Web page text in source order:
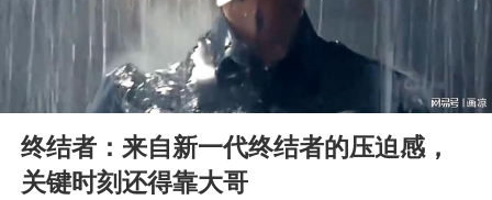
男子结婚8年3个女儿均非亲生
“空调24小时开着更省电”不实
“不建议大家买深色蛋糕”
Play
00:57
终结者：来自新一代终结者的压迫感，
关键时刻还得靠大哥